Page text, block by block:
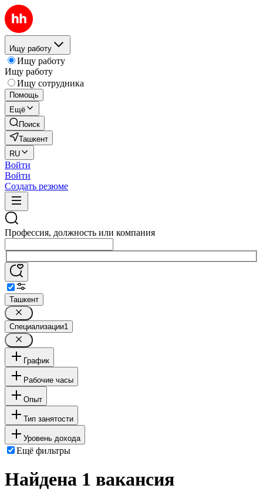
Ищу работу
Ищу работу
Ищу работу
Ищу сотрудника
Помощь
Ещё
Поиск
Ташкент
RU
Войти
Войти
Создать резюме
Профессия, должность или компания
Ташкент
Специализации1
График
Рабочие часы
Опыт
Тип занятости
Уровень дохода
Ещё фильтры
Найдена 1 вакансия